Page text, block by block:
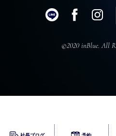
©2020 inBlue. All